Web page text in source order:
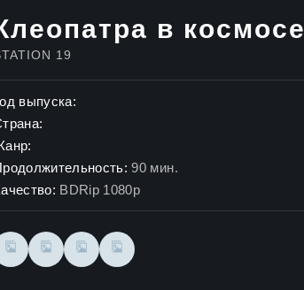
в космосе
19
выпуска:
90 мин.
BDRip 1080p